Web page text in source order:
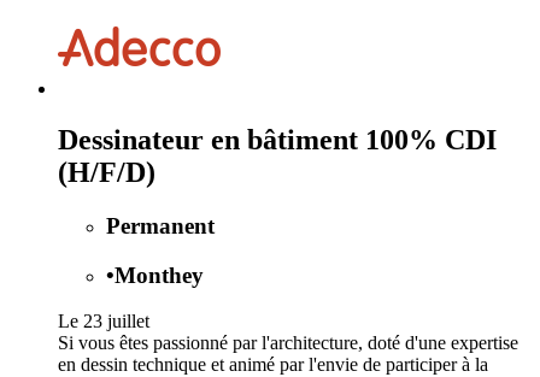
Dessinateur en bâtiment 100% CDI
(H/F/D)
Permanent
•Monthey
Le 23 juillet
Si vous êtes passionné par l'architecture, doté d'une expertise
en dessin technique et animé par l'envie de participer à la